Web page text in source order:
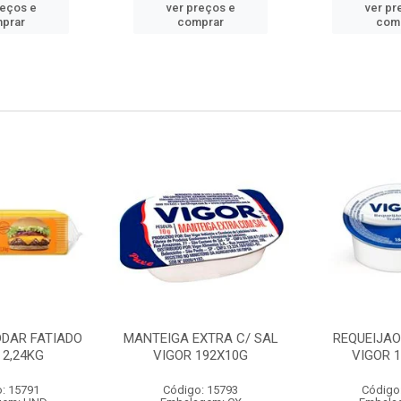
e
ver preços e
comprar
ver
FATIADO
15791
MANTEIGA EXTRA C/ SAL
VIGOR 192X10G
Código: 15793
VIGOR